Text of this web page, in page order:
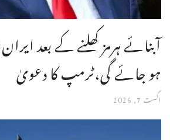
آبنائے ہرمز کھلنے کے بعد
ہو جائے گی،ٹرمپ کا دعویٰ
اگست 7, 2026